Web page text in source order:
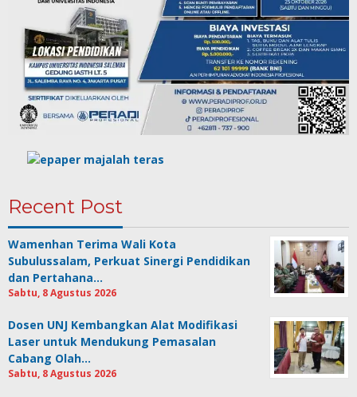
Recent Post
Wamenhan Terima Wali Kota
Subulussalam, Perkuat Sinergi Pendidikan
dan Pertahana…
Sabtu, 8 Agustus 2026
Dosen UNJ Kembangkan Alat Modifikasi
Laser untuk Mendukung Pemasalan
Cabang Olah…
Sabtu, 8 Agustus 2026